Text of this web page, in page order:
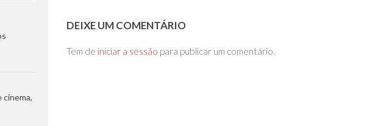
DEIXE UM COMENTÁRIO
Tem de iniciar a sessão para publicar um comentário.